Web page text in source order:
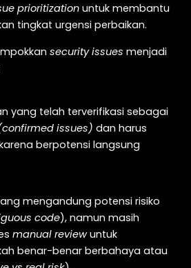
prioritization untuk membantu
tingkat urgensi perbaikan.
security issues menjadi
yang telah terverifikasi sebagai
issues) dan harus
berpotensi langsung
mengandung potensi risiko
code), namun masih
manual reviewuntuk
benar-benar berbahaya atau